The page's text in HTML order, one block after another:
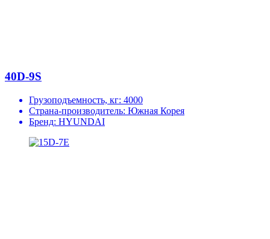
40D-9S
Грузоподъемность, кг: 4000
Страна-производитель: Южная Корея
Бренд: HYUNDAI